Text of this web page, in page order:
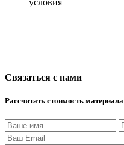
Связаться с нами
Рассчитать стоимость материала